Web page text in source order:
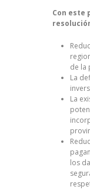
Con este
de la
La
La
los